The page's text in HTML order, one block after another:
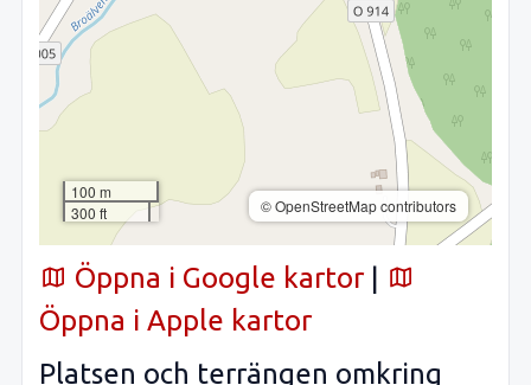
100 m
300 ft
© OpenStreetMap contributors
Öppna i Google kartor |
Öppna i Apple kartor
Platsen och terrängen omkring